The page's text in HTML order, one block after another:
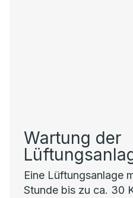
Wartung der
Eine Lüftungsanlage
Stunde bis zu ca. 30